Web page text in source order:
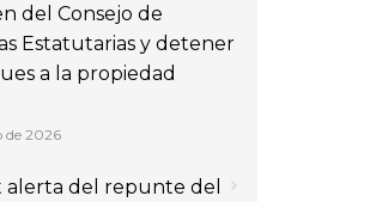
del Consejo de
Estatutarias y detener
a la propiedad
de 2026
alerta del repunte del